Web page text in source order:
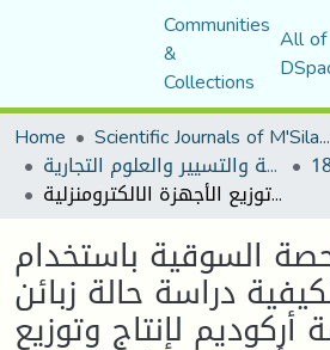
Communities
&
Collections
All of
Home
Scientific Journals of M'Sila University
مجلة العلوم الاقتصادية والتسيير والعلوم التجارية
قياس الحصة السوقية باستخدام الطرق الكيفية دراسة حالة زبائن مؤسسة أركوديم لإنتاج وتوزيع الأجهزة الالكترومنزلية
السوقية باستخدام
دراسة حالة زبائن
لإنتاج وتوزيع